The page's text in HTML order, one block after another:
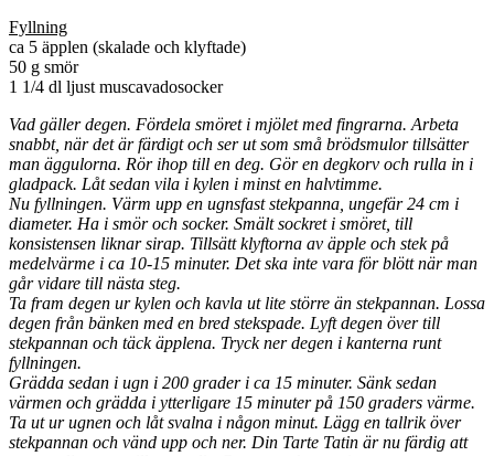
Fyllning
ca 5 äpplen (skalade och klyftade)
50 g smör
1 1/4 dl ljust muscavadosocker
Vad gäller degen. Fördela smöret i mjölet med fingrarna. Arbeta
snabbt, när det är färdigt och ser ut som små brödsmulor tillsätter
man äggulorna. Rör ihop till en deg. Gör en degkorv och rulla in i
gladpack. Låt sedan vila i kylen i minst en halvtimme.
Nu fyllningen. Värm upp en ugnsfast stekpanna, ungefär 24 cm i
diameter. Ha i smör och socker. Smält sockret i smöret, till
konsistensen liknar sirap. Tillsätt klyftorna av äpple och stek på
medelvärme i ca 10-15 minuter. Det ska inte vara för blött när man
går vidare till nästa steg.
Ta fram degen ur kylen och kavla ut lite större än stekpannan. Lossa
degen från bänken med en bred stekspade. Lyft degen över till
stekpannan och täck äpplena. Tryck ner degen i kanterna runt
fyllningen.
Grädda sedan i ugn i 200 grader i ca 15 minuter. Sänk sedan
värmen och grädda i ytterligare 15 minuter på 150 graders värme.
Ta ut ur ugnen och låt svalna i någon minut. Lägg en tallrik över
stekpannan och vänd upp och ner. Din Tarte Tatin är nu färdig att